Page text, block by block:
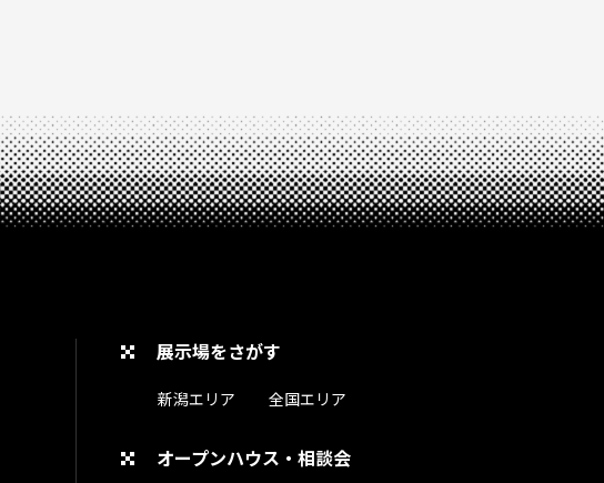
展示場をさがす
新潟エリア 全国エリア
オープンハウス・相談会